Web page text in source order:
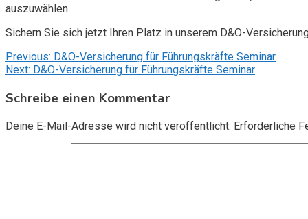
auszuwählen.
Sichern Sie sich jetzt Ihren Platz in unserem D&O-
Beitragsnavigation
Previous: D&O-Versicherung für Führungskräfte Seminar
Next: D&O-Versicherung für Führungskräfte Seminar
Schreibe einen Kommentar
Deine E-Mail-Adresse wird nicht veröffentlicht. Erforderliche